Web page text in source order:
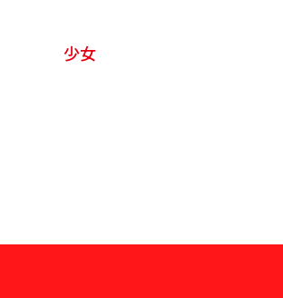
少女